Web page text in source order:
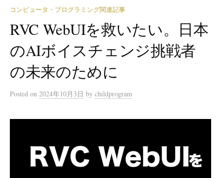
コンピュータ・プログラミング関連記事
RVC WebUIを救いたい。日本
のAIボイスチェンジ挑戦者
の未来のために
Posted on 2024年10月3日 by childprogram